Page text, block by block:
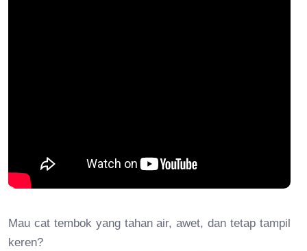
Mau cat tembok yang tahan air, awet, dan tetap tampil
keren?